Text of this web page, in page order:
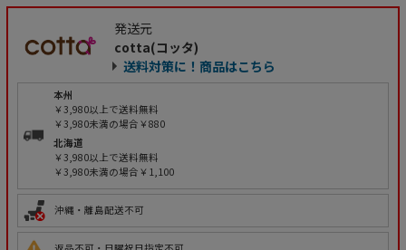
発送元
cotta(コッタ)
送料対策に！商品はこちら
本州
￥3,980以上で送料無料
￥3,980未満の場合￥880
北海道
￥3,980以上で送料無料
￥3,980未満の場合￥1,100
沖縄・離島配送不可